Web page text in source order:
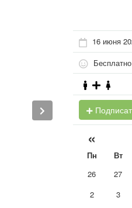
16 июня
Бесплатно
«
Пн Вт
26
27
2
3